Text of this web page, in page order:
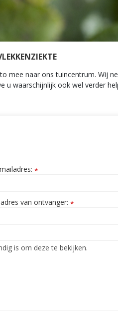
mee naar ons tuincentrum. Wij
waarschijnlijk ook wel verder
*
van ontvanger: *